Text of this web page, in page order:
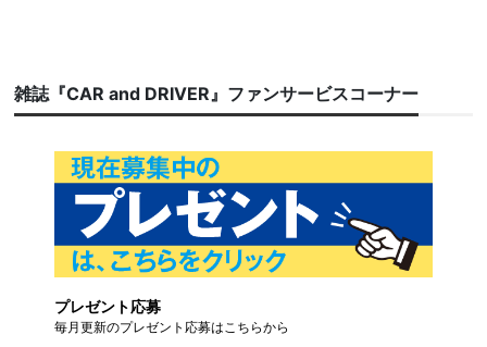
雑誌『CAR and DRIVER』ファンサービスコーナー
プレゼント応募
毎月更新のプレゼント応募はこちらから